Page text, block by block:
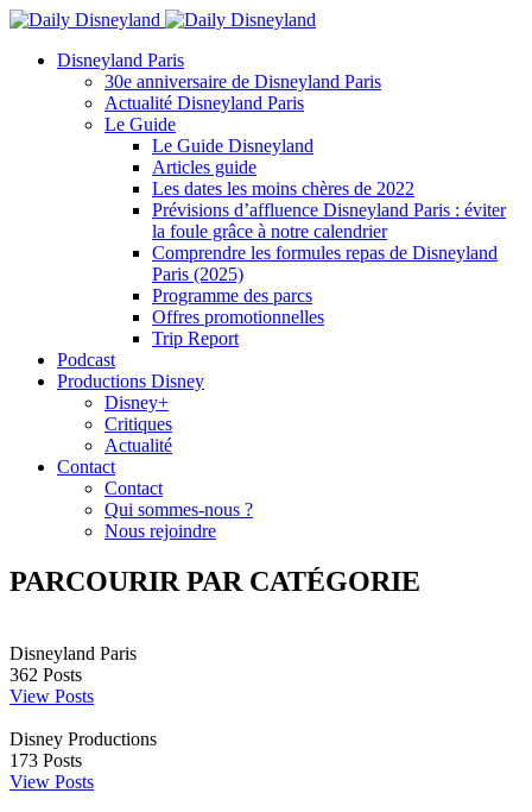
Disneyland Paris
30e anniversaire de Disneyland Paris
Actualité Disneyland Paris
Le Guide
Le Guide Disneyland
Articles guide
Les dates les moins chères de 2022
Prévisions d’affluence Disneyland Paris : éviter
la foule grâce à notre calendrier
Comprendre les formules repas de Disneyland
Paris (2025)
Programme des parcs
Offres promotionnelles
Trip Report
Podcast
Productions Disney
Disney+
Critiques
Actualité
Contact
Contact
Qui sommes-nous ?
Nous rejoindre
PARCOURIR PAR CATÉGORIE
Disneyland Paris
362 Posts
View Posts
Disney Productions
173 Posts
View Posts